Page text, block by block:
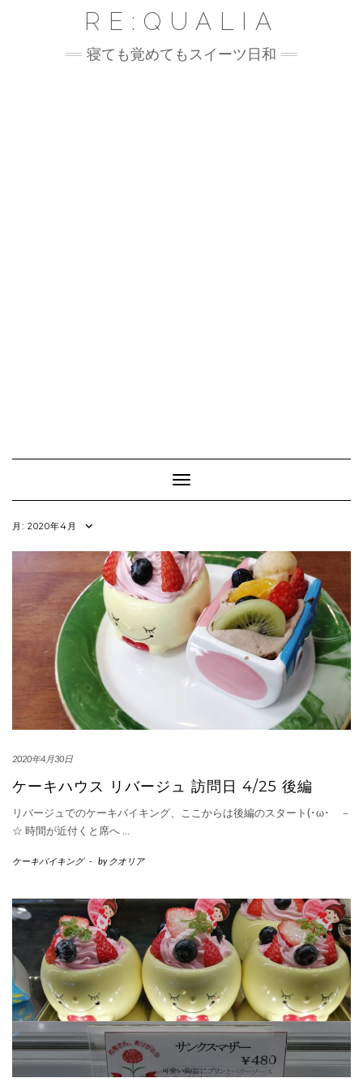
RE:QUALIA
寝ても覚めてもスイーツ日和
Toggle Navigation
月: 2020年4月
2020年4月30日
ケーキハウス リバージュ 訪問日 4/25 後編
リバージュでのケーキバイキング、ここからは後編のスタート(･ω･ゞ－
☆ 時間が近付くと席へ …
ケーキバイキング - by クオリア